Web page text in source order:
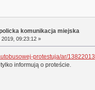
komunikacja miejska
09:23:12 »
protestuja/ar/13822013
informują o proteście.